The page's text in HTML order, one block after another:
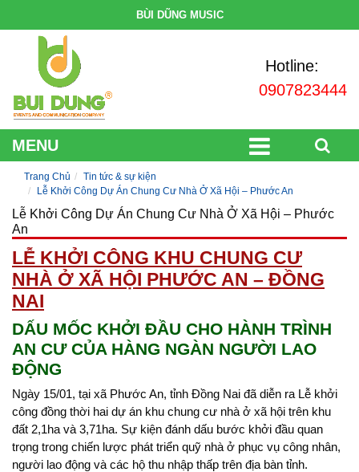
BÙI DŨNG MUSIC
Hotline:
0907823444
MENU
Trang Chủ
Tin tức & sự kiện
Lễ Khởi Công Dự Án Chung Cư Nhà Ở Xã Hội – Phước An
Lễ Khởi Công Dự Án Chung Cư Nhà Ở Xã Hội – Phước
An
LỄ KHỞI CÔNG KHU CHUNG CƯ
NHÀ Ở XÃ HỘI PHƯỚC AN – ĐỒNG
NAI
DẤU MỐC KHỞI ĐẦU CHO HÀNH TRÌNH
AN CƯ CỦA HÀNG NGÀN NGƯỜI LAO
ĐỘNG
Ngày 15/01, tại xã Phước An, tỉnh Đồng Nai đã diễn ra Lễ khởi
công đồng thời hai dự án khu chung cư nhà ở xã hội trên khu
đất 2,1ha và 3,71ha. Sự kiện đánh dấu bước khởi đầu quan
trọng trong chiến lược phát triển quỹ nhà ở phục vụ công nhân,
người lao động và các hộ thu nhập thấp trên địa bàn tỉnh.